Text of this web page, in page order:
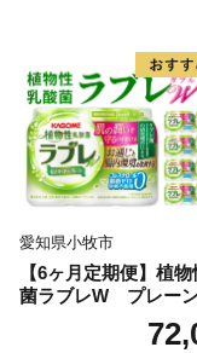
愛知県小牧市
【6ヶ月定期便】植
菌ラブレW プレー